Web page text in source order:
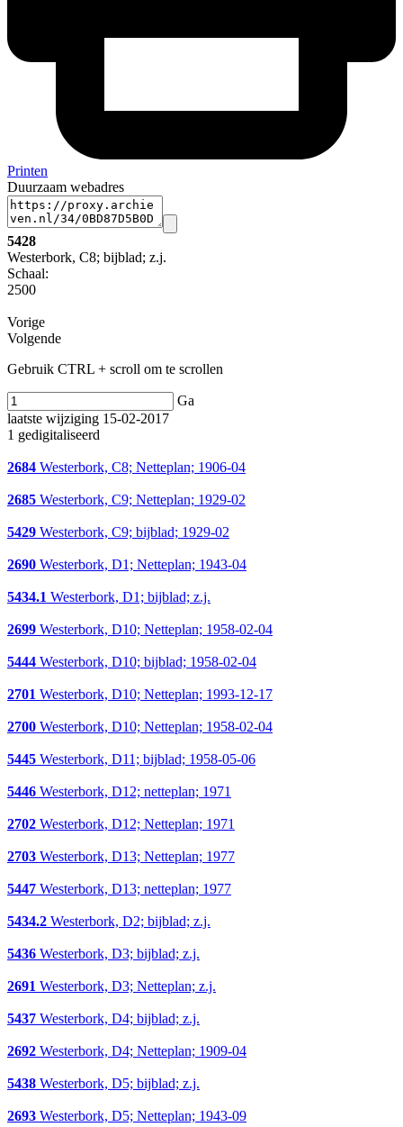
Printen
Duurzaam webadres
5428
Westerbork, C8; bijblad; z.j.
Schaal:
2500
Vorige
Volgende
Gebruik CTRL + scroll om te scrollen
Ga
laatste wijziging 15-02-2017
1 gedigitaliseerd
2684 Westerbork, C8; Netteplan; 1906-04
2685 Westerbork, C9; Netteplan; 1929-02
5429 Westerbork, C9; bijblad; 1929-02
2690 Westerbork, D1; Netteplan; 1943-04
5434.1 Westerbork, D1; bijblad; z.j.
2699 Westerbork, D10; Netteplan; 1958-02-04
5444 Westerbork, D10; bijblad; 1958-02-04
2701 Westerbork, D10; Netteplan; 1993-12-17
2700 Westerbork, D10; Netteplan; 1958-02-04
5445 Westerbork, D11; bijblad; 1958-05-06
5446 Westerbork, D12; netteplan; 1971
2702 Westerbork, D12; Netteplan; 1971
2703 Westerbork, D13; Netteplan; 1977
5447 Westerbork, D13; netteplan; 1977
5434.2 Westerbork, D2; bijblad; z.j.
5436 Westerbork, D3; bijblad; z.j.
2691 Westerbork, D3; Netteplan; z.j.
5437 Westerbork, D4; bijblad; z.j.
2692 Westerbork, D4; Netteplan; 1909-04
5438 Westerbork, D5; bijblad; z.j.
2693 Westerbork, D5; Netteplan; 1943-09